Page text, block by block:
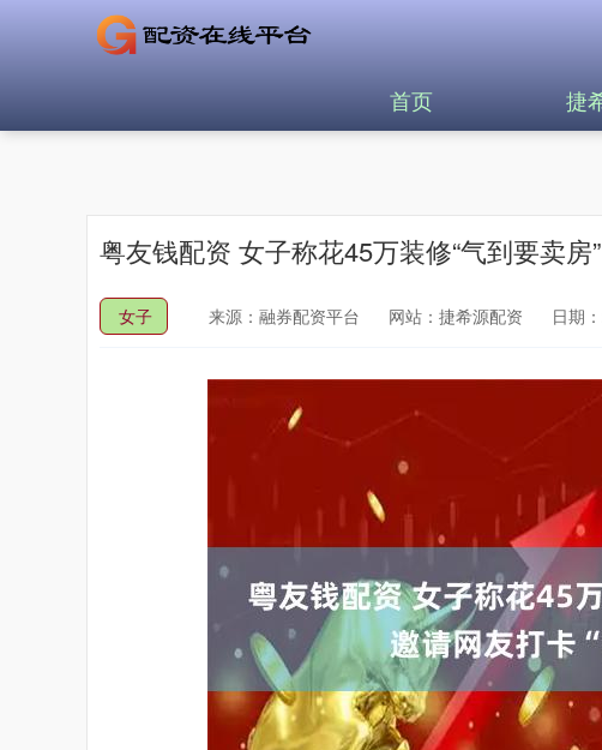
首页 捷
粤友钱配资 女子称花45万装修“气到要卖房
女子 来源：融券配资平台 网站：捷希源配资 日期